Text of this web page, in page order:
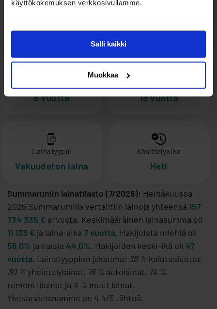
käyttökokemuksen verkkosivullamme.
Salli kaikki
Muokkaa
Keskim. haettu
15 000 €
6 vuotta 18 vuotta
Lainatyyppi
Vakuudeton laina
Käsittelyaika
Heti
Summarumin lainatilasto (7/2026): Heinäkuussa
2026 Summarumilla vertailtiin lainoja yhteensä 157
734 335 € arvosta. Keskimääräinen lainasumma oli
11 133 € ja laina-aika 7 vuotta. Hakijoista miehiä oli
56,0% ja naisia 44,0%. Hakijoiden keski-ikä oli 47
vuotta. Lainatyyppien jakauma: 36 % kulutusluotot,
30 % yhdistelylainat, 16 % autolainat, 14 %
remonttilainat ja 4 % muut lainat.
Yleisarvosanamme on 4.4/5 tähteä.